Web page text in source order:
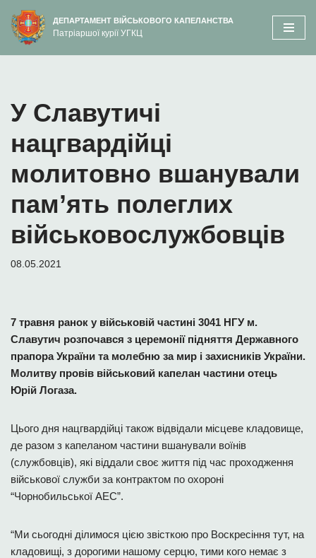
вмісту
Перейти
до
ДЕПАРТАМЕНТ ВІЙСЬКОВОГО КАПЕЛАНСТВА
Патріаршої курії УГКЦ
У Славутичі
нацгвардійці
молитовно вшанували
пам’ять полеглих
військовослужбовців
08.05.2021
7 травня ранок у військовій частині 3041 НГУ м.
Славутич розпочався з церемонії підняття Державного
прапора України та молебню за мир і захисників України.
Молитву провів військовий капелан частини отець
Юрій Логаза.
Цього дня нацгвардійці також відвідали місцеве кладовище,
де разом з капеланом частини вшанували воїнів
(службовців), які віддали своє життя під час проходження
військової служби за контрактом по охороні
“Чорнобильської АЕС”.
“Ми сьогодні ділимося цією звісткою про Воскресіння тут, на
кладовищі, з дорогими нашому серцю, тими кого немає з